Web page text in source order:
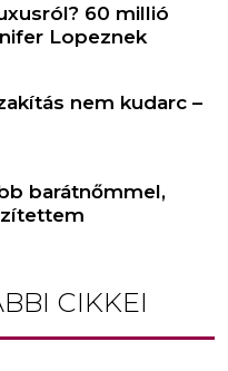
60 millió
Lopeznek
nem kudarc –
barátnőmmel,
CIKKEI